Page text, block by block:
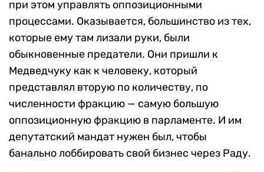
при этом управлять оппозиционными
процессами. Оказывается, большинство из тех,
которые ему там лизали руки, были
обыкновенные предатели. Они пришли к
Медведчуку как к человеку, который
представлял вторую по количеству, по
численности фракцию — самую большую
оппозиционную фракцию в парламенте. И им
депутатский мандат нужен был, чтобы
банально лоббировать свой бизнес через Раду.